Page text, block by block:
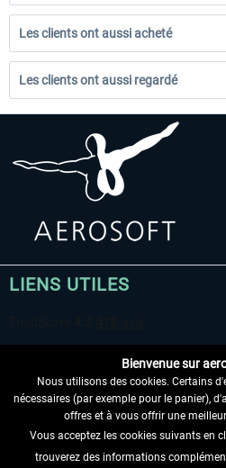
Les clients ont aussi acheté
Les clients ont aussi regardé
LIENS UTILES
RENONCER AU CONTRAT ICI
Bienvenue sur
Nous utilisons des cookies. Certains
nécessaires (par exemple pour le panier),
offres et à vous offrir une
Vous acceptez les cookies suivants en
trouverez des informations